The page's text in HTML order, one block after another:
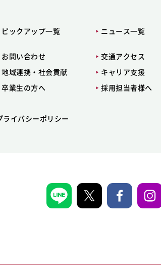
ピックアップ一覧 ニュース一覧
お問い合わせ
交通アクセス
地域連携・社会貢献
キャリア支援
卒業生の方へ 採用担当者様へ
ライバシーポリシー